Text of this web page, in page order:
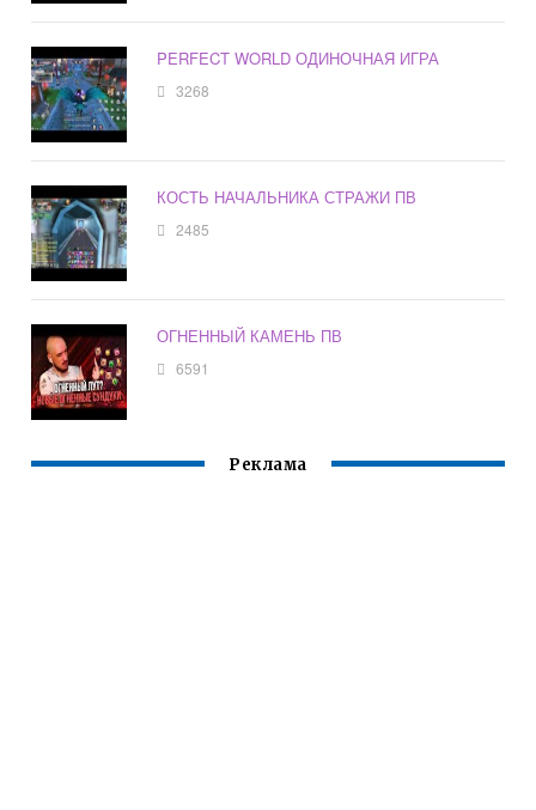
PERFECT WORLD ОДИНОЧНАЯ ИГРА
3268
КОСТЬ НАЧАЛЬНИКА СТРАЖИ ПВ
2485
ОГНЕННЫЙ КАМЕНЬ ПВ
6591
Реклама